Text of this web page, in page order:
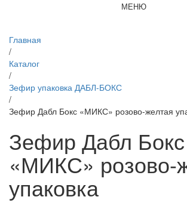
МЕНЮ
Главная
/
Каталог
/
Зефир упаковка ДАБЛ-БОКС
/
Зефир Дабл Бокс «МИКС» розово-желтая
Зефир Дабл Бокс
«МИКС» розово-
упаковка